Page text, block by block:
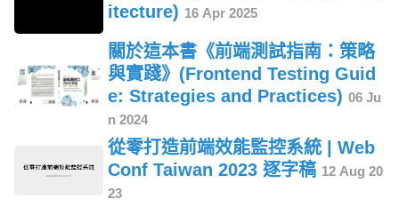
itecture) 16 Apr 2025
關於這本書《前端測試指南：策略
與實踐》(Frontend Testing Guid
e: Strategies and Practices) 06 Ju
n 2024
從零打造前端效能監控系統 | Web
Conf Taiwan 2023 逐字稿 12 Aug 20
23